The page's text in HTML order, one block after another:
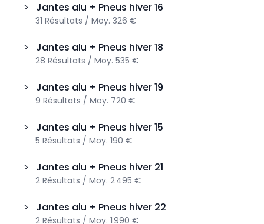
> Jantes alu + Pneus hiver16
31 Résultats / Moy. 326 €
> Jantes alu + Pneus hiver18
28 Résultats / Moy. 535 €
> Jantes alu + Pneus hiver19
9 Résultats / Moy. 720 €
> Jantes alu + Pneus hiver15
5 Résultats / Moy. 190 €
> Jantes alu + Pneus hiver 21
2 Résultats / Moy. 2 495 €
> Jantes alu + Pneus hiver 22
2 Résultats / Moy. 1 990 €